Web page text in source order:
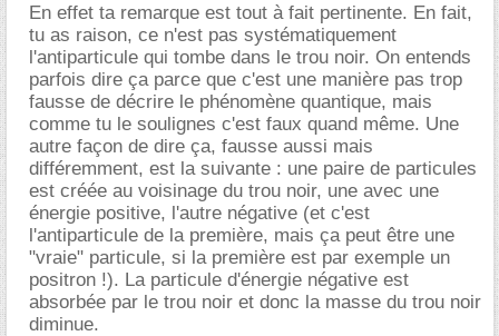
En effet ta remarque est tout à fait pertinente. En fait,
tu as raison, ce n'est pas systématiquement
l'antiparticule qui tombe dans le trou noir. On entends
parfois dire ça parce que c'est une manière pas trop
fausse de décrire le phénomène quantique, mais
comme tu le soulignes c'est faux quand même. Une
autre façon de dire ça, fausse aussi mais
différemment, est la suivante : une paire de particules
est créée au voisinage du trou noir, une avec une
énergie positive, l'autre négative (et c'est
l'antiparticule de la première, mais ça peut être une
"vraie" particule, si la première est par exemple un
positron !). La particule d'énergie négative est
absorbée par le trou noir et donc la masse du trou noir
diminue.